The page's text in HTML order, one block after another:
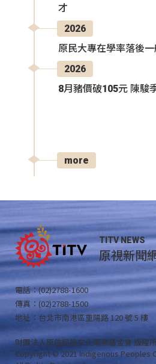
才
2026
原民大專在學率落後
2026
8月豬價破105元 陳駿
more
TITV NEWS
原視新聞
電話：(02)2788-1600
傳真：(02)2788-1500
地址：台北市南港區重陽路 120 號 5 樓
財團法人原住民族文化事業基金會 版權
Copyright © 2021 Indigenous Peoples